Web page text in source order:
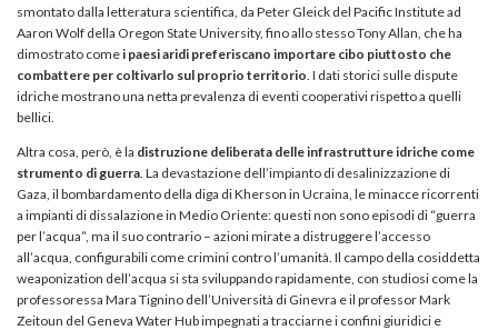
smontato dalla letteratura scientifica, da Peter Gleick del Pacific Institute ad
Aaron Wolf della Oregon State University, fino allo stesso Tony Allan, che ha
dimostrato comei paesi aridi preferiscano importare cibo piuttosto che
combattere per coltivarlo sul proprio territorio . I dati storici sulle dispute
idriche mostrano una netta prevalenza di eventi cooperativi rispetto a quelli
bellici.
Altra cosa, però, è la distruzione deliberata delle infrastrutture idriche come
strumento di guerra . La devastazione dell’impianto di desalinizzazione di
Gaza, il bombardamento della diga di Kherson in Ucraina, le minacce ricorrenti
a impianti di dissalazione in Medio Oriente: questi non sono episodi di “guerra
per l’acqua”, ma il suo contrario – azioni mirate a distruggere l’accesso
all’acqua, configurabili come crimini contro l’umanità. Il campo della cosiddetta
weaponization dell’acqua si sta sviluppando rapidamente, con studiosi come la
professoressa Mara Tignino dell’Università di Ginevra e il professor Mark
Zeitoun del Geneva Water Hub impegnati a tracciarne i confini giuridici e